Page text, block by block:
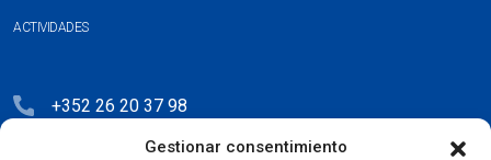
Gestionar consentimiento
ACTIVIDADES
+352 26 20 37 98
hello@blauberg-group.com